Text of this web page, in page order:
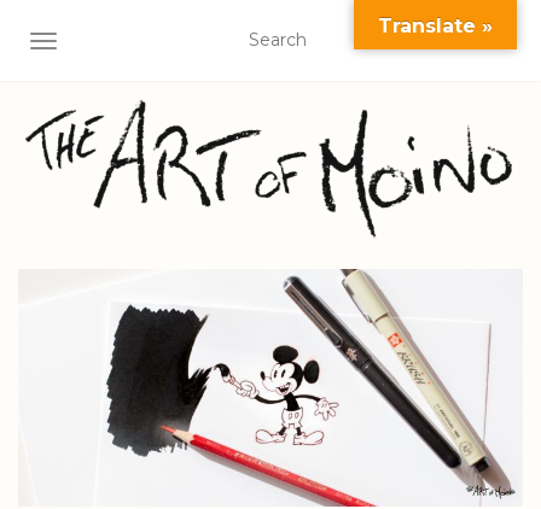
AFFICHER/MASQUER LA NAVIGATION
Translate »